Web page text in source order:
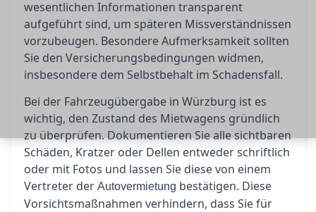
wesentlichen Informationen transparent
aufgeführt sind, um späteren Missverständnissen
vorzubeugen. Besondere Aufmerksamkeit sollten
Sie den Versicherungsbedingungen widmen,
insbesondere dem Selbstbehalt im Schadensfall.
Bei der Fahrzeugübergabe in Würzburg ist es
wichtig, den Zustand des Mietwagens gründlich
zu überprüfen. Dokumentieren Sie alle sichtbaren
Schäden, Kratzer oder Dellen entweder schriftlich
oder mit Fotos und lassen Sie diese von einem
Vertreter der Autovermietung bestätigen. Diese
Vorsichtsmaßnahmen verhindern, dass Sie für